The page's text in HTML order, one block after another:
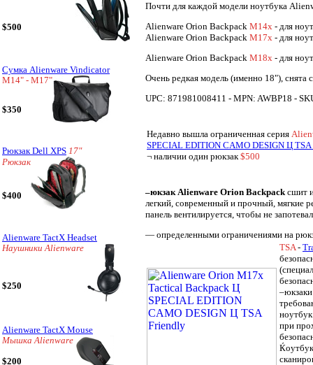
$500
Сумка Alienware Vindicator
M14" - M17"
$350
Рюкзак Dell XPS 17"
Рюкзак
$400
Alienware TactX Headset
Наушники Alienware
$250
Alienware TactX Mouse
Мышка Alienware
$200
Почти для каждой модели ноутбука
Alienware Orion Backpack M14x - для
Alienware Orion Backpack M17x - для
Alienware Orion Backpack M18x - для
Очень редкая модель (именно 18"), снята
UPC: 871981008411 - MPN: AWBP18 -
Недавно вышла ограниченная серия
SPECIAL EDITION CAMO DESIGN Ц
¬ наличии один рюкзак$500
–юкзак Alienware Orion Backpackсшит
легкий, современный и прочный, мягкие
панель вентилируется, чтобы не
— определенными ограничениями на
TSA-
при